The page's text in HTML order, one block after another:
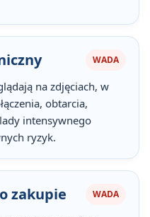
WADA
na zdjęciach, w
obtarcia,
intensywnego
ryzyk.
zakupie WADA